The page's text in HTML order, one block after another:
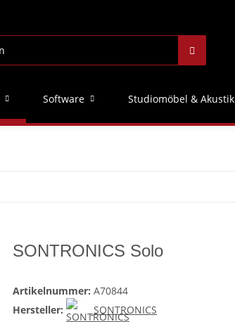
Software Studiomöbel & Akustik
SONTRONICS Solo
Artikelnummer: A70844
Hersteller:
SONTRONICS